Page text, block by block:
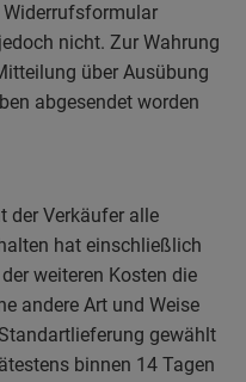
nicht. Zur Wahrung
über Ausübung
abgesendet worden
der Verkäufer alle
hat einschließlich
weiteren Kosten die
andere Art und Weise
gewählt
binnen 14 Tagen